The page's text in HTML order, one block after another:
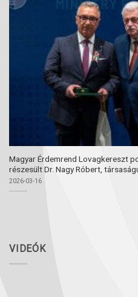
Magyar Érdemrend Lovagkereszt
részesült Dr. Nagy Róbert,
2026-03-16
VIDEÓK